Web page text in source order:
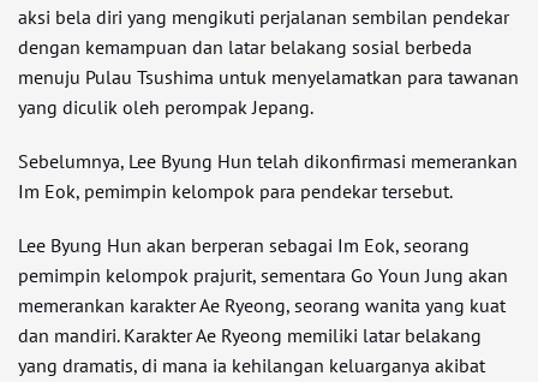
aksi bela diri yang mengikuti perjalanan sembilan pendekar
dengan kemampuan dan latar belakang sosial berbeda
menuju Pulau Tsushima untuk menyelamatkan para tawanan
yang diculik oleh perompak Jepang.
Sebelumnya, Lee Byung Hun telah dikonfirmasi memerankan
Im Eok, pemimpin kelompok para pendekar tersebut.
Lee Byung Hun akan berperan sebagai Im Eok, seorang
pemimpin kelompok prajurit, sementara Go Youn Jung akan
memerankan karakter Ae Ryeong, seorang wanita yang kuat
dan mandiri. Karakter Ae Ryeong memiliki latar belakang
yang dramatis, di mana ia kehilangan keluarganya akibat